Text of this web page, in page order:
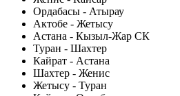
Ордабасы - Атырау
Актобе - Жетысу
Астана - Кызыл-Жар СК
Туран - Шахтер
Кайрат - Астана
Шахтер - Женис
Жетысу - Туран